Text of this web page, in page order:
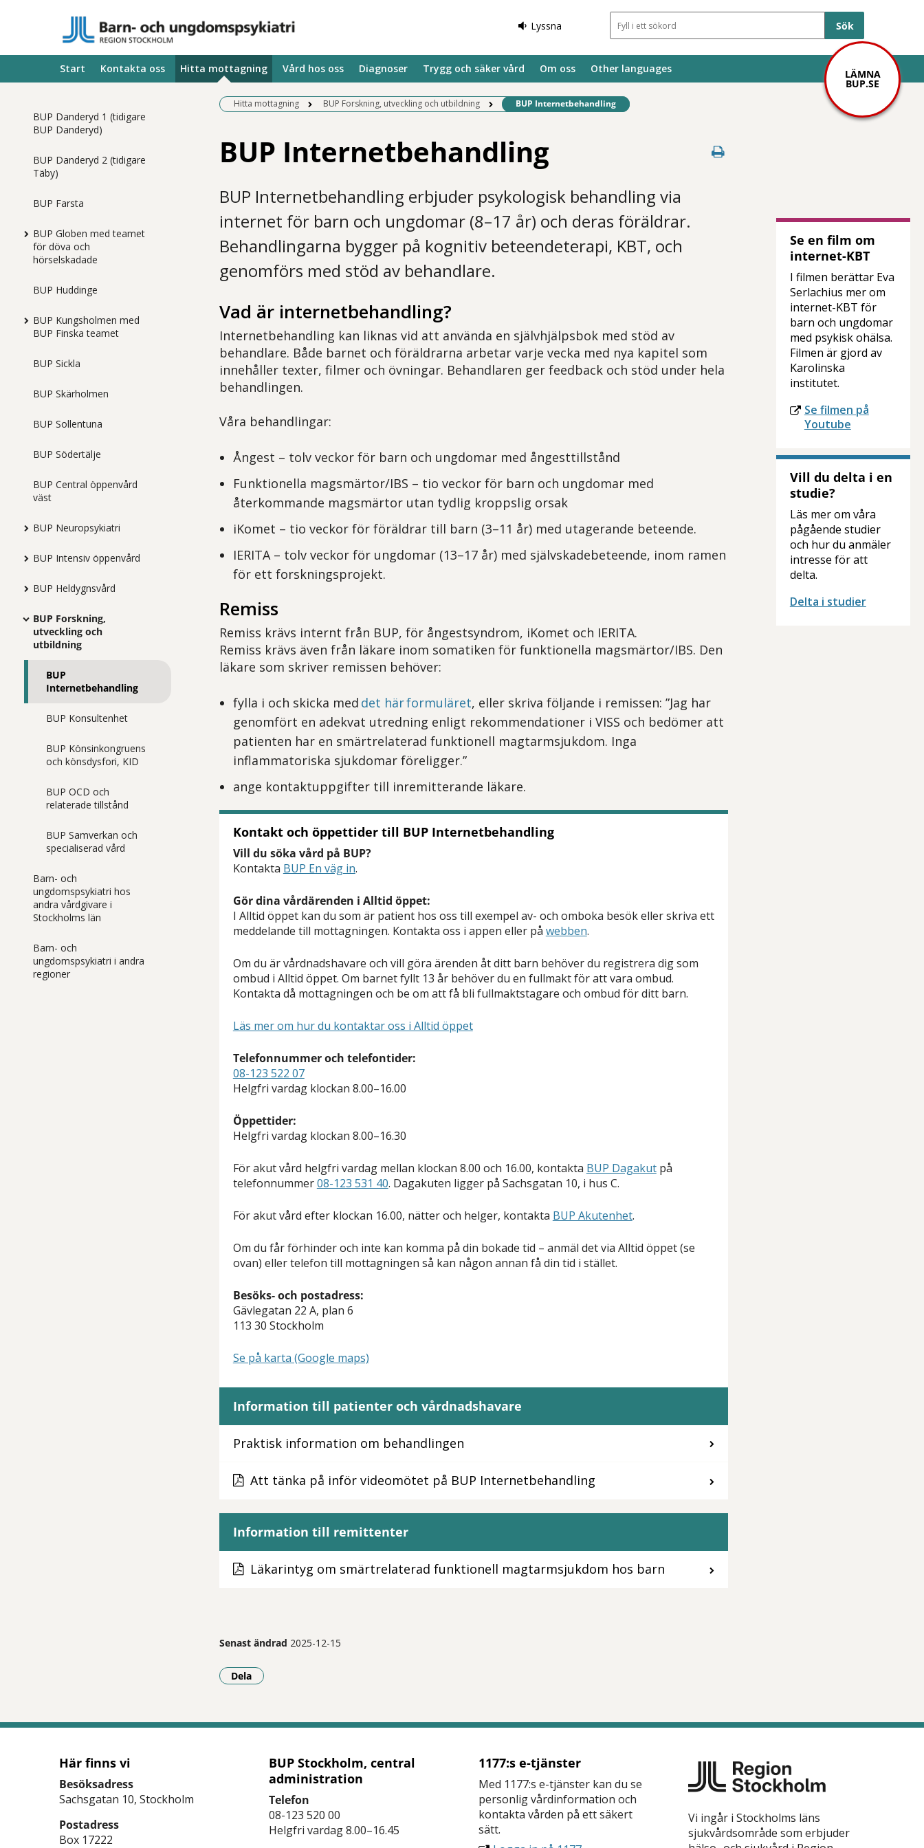
Lyssna Sökfält
LÄMNA
BUP.SE
Start Kontakta oss Hitta mottagning Vård hos oss Diagnoser Trygg och säker vård Om oss Other languages
BUP Danderyd 1 (tidigare
BUP Danderyd)
BUP Danderyd 2 (tidigare
Täby)
BUP Farsta
BUP Globen med teamet
för döva och
hörselskadade
BUP Huddinge
BUP Kungsholmen med
BUP Finska teamet
BUP Sickla
BUP Skärholmen
BUP Sollentuna
BUP Södertälje
BUP Central öppenvård
väst
BUP Neuropsykiatri
BUP Intensiv öppenvård
BUP Heldygnsvård
BUP Forskning,
utveckling och
utbildning
BUP
Internetbehandling
BUP Konsultenhet
BUP Könsinkongruens
och könsdysfori, KID
BUP OCD och
relaterade tillstånd
BUP Samverkan och
specialiserad vård
Barn- och
ungdomspsykiatri hos
andra vårdgivare i
Stockholms län
Barn- och
ungdomspsykiatri i andra
regioner
Hitta mottagning BUP Forskning, utveckling och utbildning Befintlig sida:
BUP Internetbehandling
BUP Internetbehandling
BUP Internetbehandling erbjuder psykologisk behandling via
internet för barn och ungdomar (8–17 år) och deras föräldrar.
Behandlingarna bygger på kognitiv beteendeterapi, KBT, och
genomförs med stöd av behandlare.
Vad är internetbehandling?
Internetbehandling kan liknas vid att använda en självhjälpsbok med stöd av
behandlare. Både barnet och föräldrarna arbetar varje vecka med nya kapitel som
innehåller texter, filmer och övningar. Behandlaren ger feedback och stöd under hela
behandlingen.
Våra behandlingar:
Ångest – tolv veckor för barn och ungdomar med ångesttillstånd
Funktionella magsmärtor/IBS – tio veckor för barn och ungdomar med
återkommande magsmärtor utan tydlig kroppslig orsak
iKomet – tio veckor för föräldrar till barn (3–11 år) med utagerande beteende.
IERITA – tolv veckor för ungdomar (13–17 år) med självskadebeteende, inom ramen
för ett forskningsprojekt.
Remiss
Remiss krävs internt från BUP, för ångestsyndrom, iKomet och IERITA.
Remiss krävs även från läkare inom somatiken för funktionella magsmärtor/IBS. Den
läkare som skriver remissen behöver:
fylla i och skicka med det här formuläret, eller skriva följande i remissen: ”Jag har
genomfört en adekvat utredning enligt rekommendationer i VISS och bedömer att
patienten har en smärtrelaterad funktionell magtarmsjukdom. Inga
inflammatoriska sjukdomar föreligger.”
ange kontaktuppgifter till inremitterande läkare.
Kontakt och öppettider till BUP Internetbehandling
Vill du söka vård på BUP?
Kontakta BUP En väg in.
Gör dina vårdärenden i Alltid öppet:
I Alltid öppet kan du som är patient hos oss till exempel av- och omboka besök eller skriva ett
meddelande till mottagningen. Kontakta oss i appen eller på webben.
Om du är vårdnadshavare och vill göra ärenden åt ditt barn behöver du registrera dig som
ombud i Alltid öppet. Om barnet fyllt 13 år behöver du en fullmakt för att vara ombud.
Kontakta då mottagningen och be om att få bli fullmaktstagare och ombud för ditt barn.
Läs mer om hur du kontaktar oss i Alltid öppet
Telefonnummer och telefontider:
08-123 522 07
Helgfri vardag klockan 8.00–16.00
Öppettider:
Helgfri vardag klockan 8.00–16.30
För akut vård helgfri vardag mellan klockan 8.00 och 16.00, kontakta BUP Dagakutpå
telefonnummer08-123 531 40. Dagakuten ligger på Sachsgatan 10, i hus C.
För akut vård efter klockan 16.00, nätter och helger, kontakta BUP Akutenhet.
Om du får förhinder och inte kan komma på din bokade tid – anmäl det via Alltid öppet (se
ovan) eller telefon till mottagningen så kan någon annan få din tid i stället.
Besöks- och postadress:
Gävlegatan 22 A, plan 6
113 30 Stockholm
Se på karta (Google maps)
Information till patienter och vårdnadshavare
Praktisk information om behandlingen
Att tänka på inför videomötet på BUP Internetbehandling
Information till remittenter
Läkarintyg om smärtrelaterad funktionell magtarmsjukdom hos barn
Senast ändrad 2025-12-15
Dela
- Klicka för att öppna delningsalternativ.
Se en film om
internet-KBT
I filmen berättar Eva
Serlachius mer om
internet-KBT för
barn och ungdomar
med psykisk ohälsa.
Filmen är gjord av
Karolinska
institutet.
Se filmen på
Youtube
Vill du delta i en
studie?
Läs mer om våra
pågående studier
och hur du anmäler
intresse för att
delta.
Delta i studier
Här finns vi
Besöksadress
Sachsgatan 10, Stockholm
Postadress
Box 17222
BUP Stockholm, central
administration
Telefon
08-123 520 00
Helgfri vardag 8.00–16.45
1177:s e-tjänster
Med 1177:s e-tjänster kan du se
personlig vårdinformation och
kontakta vården på ett säkert
sätt.
Vi ingår i Stockholms läns
sjukvårdsområde som erbjuder